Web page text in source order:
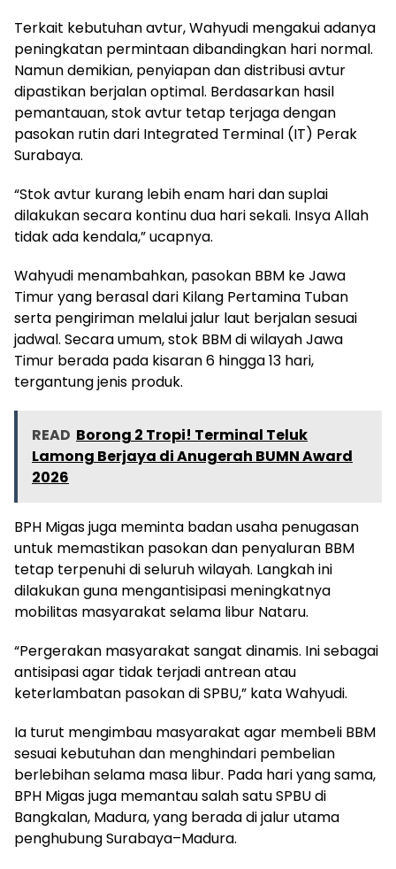
Terkait kebutuhan avtur, Wahyudi mengakui adanya
peningkatan permintaan dibandingkan hari normal.
Namun demikian, penyiapan dan distribusi avtur
dipastikan berjalan optimal. Berdasarkan hasil
pemantauan, stok avtur tetap terjaga dengan
pasokan rutin dari Integrated Terminal (IT) Perak
Surabaya.
“Stok avtur kurang lebih enam hari dan suplai
dilakukan secara kontinu dua hari sekali. Insya Allah
tidak ada kendala,” ucapnya.
Wahyudi menambahkan, pasokan BBM ke Jawa
Timur yang berasal dari Kilang Pertamina Tuban
serta pengiriman melalui jalur laut berjalan sesuai
jadwal. Secara umum, stok BBM di wilayah Jawa
Timur berada pada kisaran 6 hingga 13 hari,
tergantung jenis produk.
READ Borong 2 Tropi! Terminal Teluk
Lamong Berjaya di Anugerah BUMN Award
2026
BPH Migas juga meminta badan usaha penugasan
untuk memastikan pasokan dan penyaluran BBM
tetap terpenuhi di seluruh wilayah. Langkah ini
dilakukan guna mengantisipasi meningkatnya
mobilitas masyarakat selama libur Nataru.
“Pergerakan masyarakat sangat dinamis. Ini sebagai
antisipasi agar tidak terjadi antrean atau
keterlambatan pasokan di SPBU,” kata Wahyudi.
Ia turut mengimbau masyarakat agar membeli BBM
sesuai kebutuhan dan menghindari pembelian
berlebihan selama masa libur. Pada hari yang sama,
BPH Migas juga memantau salah satu SPBU di
Bangkalan, Madura, yang berada di jalur utama
penghubung Surabaya–Madura.